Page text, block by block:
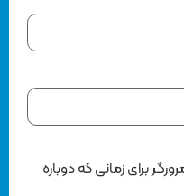
زمانی که دوباره